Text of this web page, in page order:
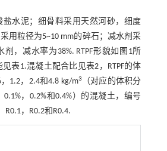
盐水泥；细骨料采用天然河砂，细度
用粒径为5~10 mm的碎石；减水剂采
，减水率为38%. RTPF形貌如 图1所
见表1.混凝土配合比见表2 ，RTPF的体
1.2，2.4和4.8 kg/m3
（对应的体积分
0.1%，0.2%和0.4%）的混凝土，编号
R0.1，R0.2和R0.4.